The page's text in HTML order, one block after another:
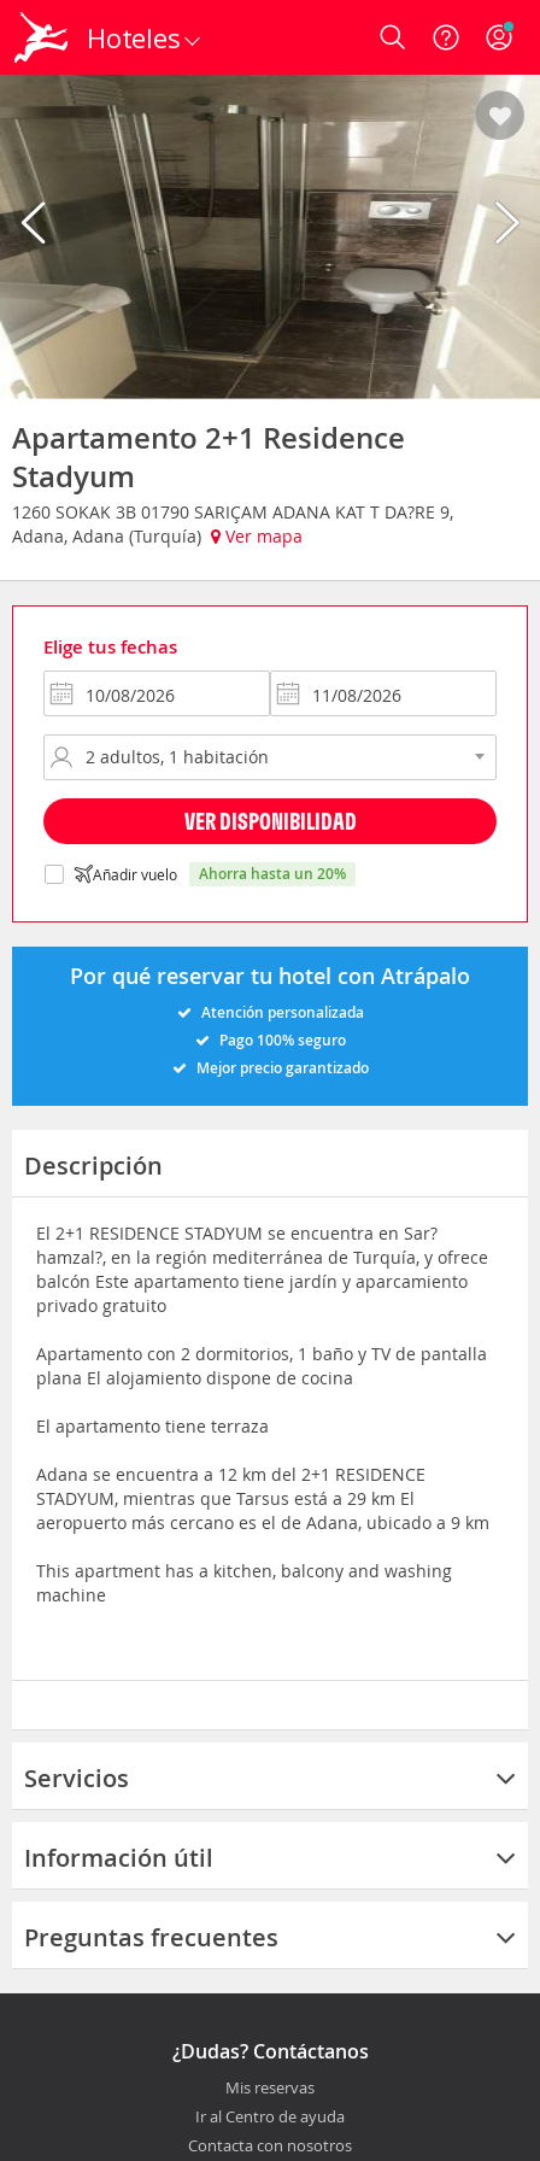
Hoteles Login
Apartamento 2+1 Residence
Stadyum
1260 SOKAK 3B 01790 SARIÇAM ADANA KAT T DA?RE 9,
Adana, Adana (Turquía)
Ver mapa
Elige tus fechas
VER DISPONIBILIDAD
Añadir vuelo ahorra hasta un 20%
Por qué reservar tu hotel con Atrápalo
Atención personalizada
Pago 100% seguro
Mejor precio garantizado
Descripción
El 2+1 RESIDENCE STADYUM se encuentra en Sar?
hamzal?, en la región mediterránea de Turquía, y ofrece
balcón Este apartamento tiene jardín y aparcamiento
privado gratuito
Apartamento con 2 dormitorios, 1 baño y TV de pantalla
plana El alojamiento dispone de cocina
El apartamento tiene terraza
Adana se encuentra a 12 km del 2+1 RESIDENCE
STADYUM, mientras que Tarsus está a 29 km El
aeropuerto más cercano es el de Adana, ubicado a 9 km
This apartment has a kitchen, balcony and washing
machine
Servicios
Información útil
Preguntas frecuentes
¿Dudas? Contáctanos
Mis reservas
Ir al Centro de ayuda
Contacta con nosotros